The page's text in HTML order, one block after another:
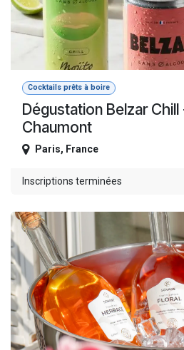
Cocktails prêts à boire
Dégustation Belzar
Chaumont
Paris, France
Inscriptions terminées